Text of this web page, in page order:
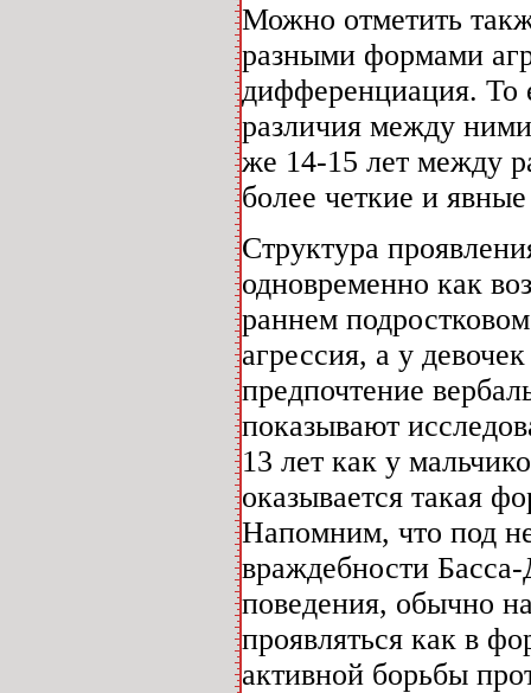
Можно отметить
разными формами
дифференциация. То
различия между ними
же 14-15 лет между
более четкие и
Структура
одновременно как
раннем
агрессия, а у
предпочтение
показывают
13 лет как у
оказывается такая
Напомним, что под
враждебности
поведения, обычно
проявляться как в
активной борьбы